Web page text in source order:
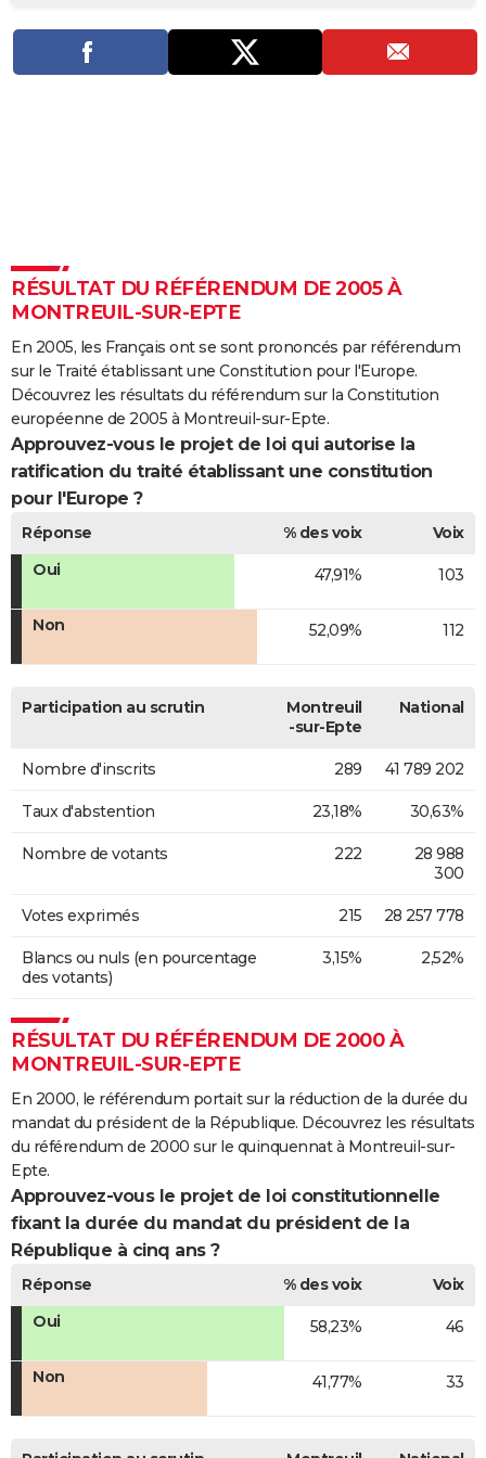
PHOTO
GUIDES D'ACHAT
COPAINS D'AVANT
FORUM
Bricolage
Lifestyle
Culture
Sport
Auto
Television
Voyage
Cinema
RÉSULTAT DU RÉFÉRENDUM DE 2005 À
MONTREUIL-SUR-EPTE
En 2005, les Français ont se sont prononcés par référendum
sur le Traité établissant une Constitution pour l'Europe.
Découvrez les résultats du référendum sur la Constitution
européenne de 2005 à Montreuil-sur-Epte.
Approuvez-vous le projet de loi qui autorise la
ratification du traité établissant une constitution
pour l'Europe ?
Réponse % des voix
Voix
Oui
47,91% 103
Non 52,09% 112
Participation au scrutin
Montreuil
-sur-Epte
National
Nombre d'inscrits 289 41 789 202
Taux d'abstention 23,18% 30,63%
Nombre de votants 222
28 988
300
Votes exprimés 215 28 257 778
Blancs ou nuls (en pourcentage
des votants)
3,15% 2,52%
RÉSULTAT DU RÉFÉRENDUM DE 2000 À
MONTREUIL-SUR-EPTE
En 2000, le référendum portait sur la réduction de la durée du
mandat du président de la République. Découvrez les résultats
du référendum de 2000 sur le quinquennat à Montreuil-sur-
Epte.
Approuvez-vous le projet de loi constitutionnelle
fixant la durée du mandat du président de la
République à cinq ans ?
Réponse % des voix
Voix
Oui
58,23% 46
Non 41,77% 33